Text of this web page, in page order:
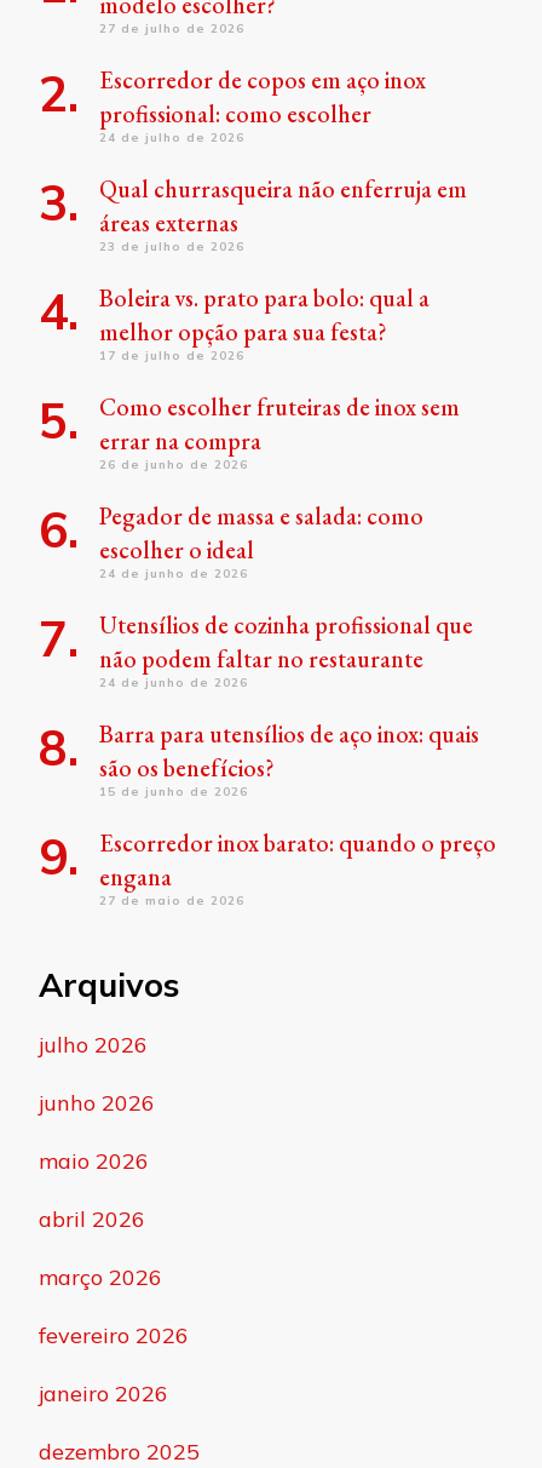
27 de julho de 2026
Escorredor de copos em aço inox
profissional: como escolher
24 de julho de 2026
Qual churrasqueira não enferruja em
áreas externas
23 de julho de 2026
Boleira vs. prato para bolo: qual a
melhor opção para sua festa?
17 de julho de 2026
Como escolher fruteiras de inox sem
errar na compra
26 de junho de 2026
Pegador de massa e salada: como
escolher o ideal
24 de junho de 2026
Utensílios de cozinha profissional que
não podem faltar no restaurante
24 de junho de 2026
Barra para utensílios de aço inox: quais
são os benefícios?
15 de junho de 2026
Escorredor inox barato: quando o preço
engana
27 de maio de 2026
Arquivos
julho 2026
junho 2026
maio 2026
abril 2026
março 2026
fevereiro 2026
janeiro 2026
dezembro 2025